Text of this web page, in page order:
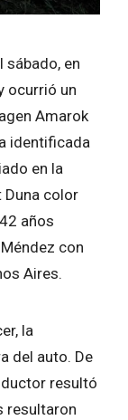
sábado, en
ocurrió un
Amarok
identificada
en la
Duna color
años
con
Aires.
la
del auto. De
resultó
resultaron